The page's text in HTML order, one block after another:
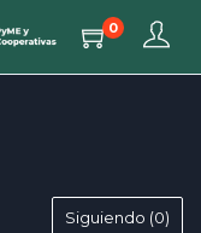
0
Siguiendo (0)